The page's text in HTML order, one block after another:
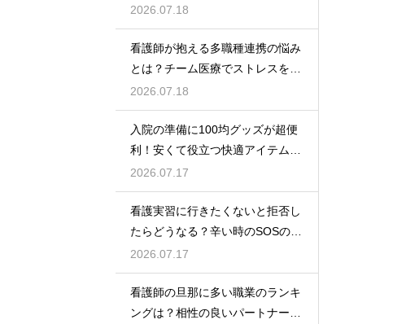
な力
2026.07.18
看護師が抱える多職種連携の悩み
とは？チーム医療でストレスを減
らす方法
2026.07.18
入院の準備に100均グッズが超便
利！安くて役立つ快適アイテムを
紹介
2026.07.17
看護実習に行きたくないと拒否し
たらどうなる？辛い時のSOSの出
し方
2026.07.17
看護師の旦那に多い職業のランキ
ングは？相性の良いパートナーの